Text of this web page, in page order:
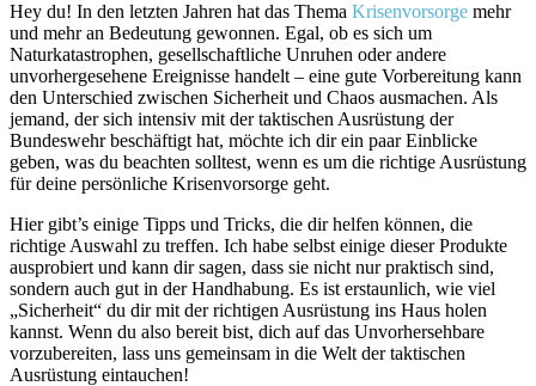
Hey du! In den letzten Jahren hat das Thema Krisenvorsorge mehr
und mehr an Bedeutung gewonnen. Egal, ob es sich um
Naturkatastrophen, gesellschaftliche Unruhen oder andere
unvorhergesehene Ereignisse handelt – eine gute Vorbereitung kann
den Unterschied zwischen Sicherheit und Chaos ausmachen. Als
jemand, der sich intensiv mit der taktischen Ausrüstung der
Bundeswehr beschäftigt hat, möchte ich dir ein paar Einblicke
geben, was du beachten solltest, wenn es um die richtige Ausrüstung
für deine persönliche Krisenvorsorge geht.
Hier gibt’s einige Tipps und Tricks, die dir helfen können, die
richtige Auswahl zu treffen. Ich habe selbst einige dieser Produkte
ausprobiert und kann dir sagen, dass sie nicht nur praktisch sind,
sondern auch gut in der Handhabung. Es ist erstaunlich, wie viel
„Sicherheit“ du dir mit der richtigen Ausrüstung ins Haus holen
kannst. Wenn du also bereit bist, dich auf das Unvorhersehbare
vorzubereiten, lass uns gemeinsam in die Welt der taktischen
Ausrüstung eintauchen!